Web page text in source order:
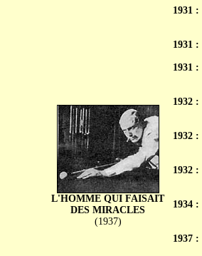
L'HOMME QUI FAISAIT
DES MIRACLES
(1937)
1931 :
1931 :
1931 :
1932 :
1932 :
1932 :
1934 :
1937 :